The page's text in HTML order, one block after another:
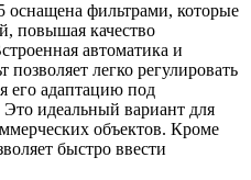
фильтрами, которые
повышая качество
автоматика и
позволяет легко регулировать
его адаптацию под
идеальный вариант для
объектов. Кроме
быстро ввести